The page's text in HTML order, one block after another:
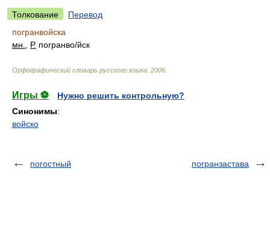
Толкование
Перевод
погранвойска
мн.
Р. погранво/йск
Орфографический словарь русского языка 2006
Игры ⚽
Нужно решить контрольную?
Синонимы:
войско
погостный погранзастава